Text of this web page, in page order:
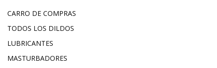
CARRO DE COMPRAS
TODOS LOS DILDOS
LUBRICANTES
MASTURBADORES